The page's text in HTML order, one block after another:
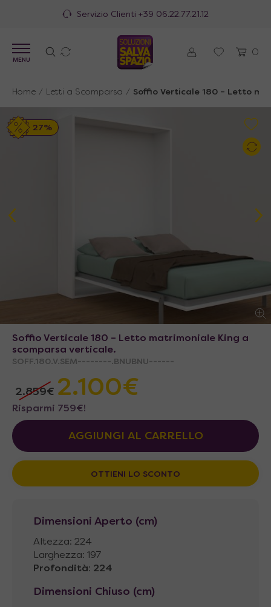
100% Made in Italy
0
MENU
Home / Letti a Scomparsa / Soffio Verticale 180 – Letto
27%
Soffio Verticale 180 – Letto matrimoniale King a
scomparsa verticale.
SOFF.180.V.SEM--------.BNUBNU------
2.859€ 2.100€
Risparmi 759€!
AGGIUNGI AL CARRELLO
OTTIENI LO SCONTO
Dimensioni Aperto (cm)
Altezza: 224
Larghezza: 197
Profondità: 224
Dimensioni Chiuso (cm)